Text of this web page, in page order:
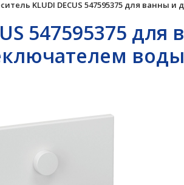
KLUDI DECUS 547595375 для
547595375
воды